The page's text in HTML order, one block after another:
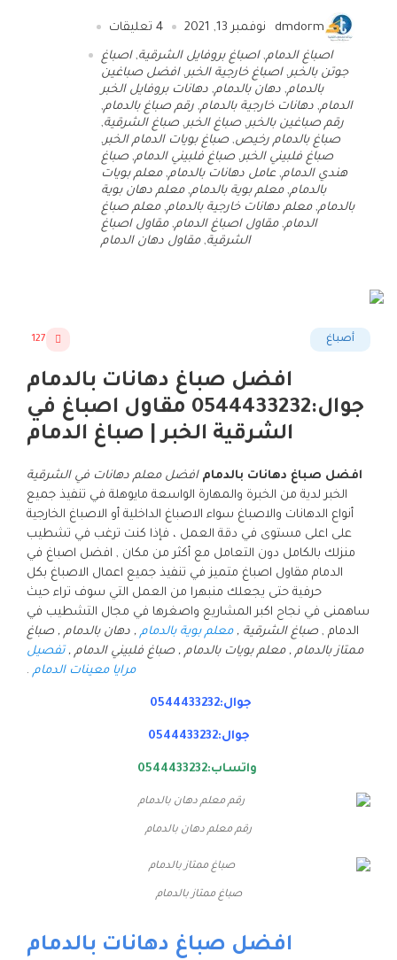
dmdorm نوفمبر 13, 2021 4 تعليقات
اصباغ الدمام,اصباغ بروفايل الشرقية,اصباغ
جوتن بالخبر ,اصباغ خارجية الخبر ,افضل صباغين
بالدمام, دهان بالدمام, دهانات بروفايل الخبر
الدمام, دهانات خارجية بالدمام, رقم صباغ بالدمام,
رقم صباغين بالخبر , صباغ الخبر , صباغ الشرقية,
صباغ بالدمام رخيص, صباغ بويات الدمام الخبر ,
صباغ فلبيني الخبر , صباغ فلبيني الدمام, صباغ
هندي الدمام, عامل دهانات بالدمام,معلم بويات
بالدمام,معلم بوية بالدمام,معلم دهان بوية
بالدمام,معلم دهانات خارجية بالدمام,معلم صباغ
الدمام,مقاول اصباغ الدمام,مقاول اصباغ
الشرقية,مقاول دهان الدمام
أصباغ 127
افضل صباغ دهانات بالدمام
جوال:0544433232 مقاول اصباغ في
الشرقية الخبر | صباغ الدمام
افضل صباغ دهانات بالدمام افضل معلم دهانات في الشرقية
الخبر لدية من الخبرة والمهارة الواسعة مايوهلة في تنفيذ جميع
أنواع الدهانات والاصباغ سواء الاصباغ الداخلية أو الاصباغ الخارجية
على اعلى مستوى في دقة العمل ، فإذا كنت ترغب في تشطيب
منزلك بالكامل دون التعامل مع أكثر من مكان , افضل اصباغ في
الدمام مقاول اصباغ متميز في تنفيذ جميع اعمال الاصباغ بكل
حرفية حتى يجعلك منبهرا من العمل التي سوف تراء حيث
ساهمنى في نجاح اكبر المشاريع واصغرها في مجال التشطيب في
الدمام , صباغ الشرقية ,معلم بوية بالدمام , دهان بالدمام , صباغ
ممتاز بالدمام , معلم بويات بالدمام , صباغ فلبيني الدمام , تفصيل
مرايا معينات الدمام .
جوال:0544433232
جوال:0544433232
واتساب:0544433232
رقم معلم دهان بالدمام
صباغ ممتاز بالدمام
افضل صباغ دهانات بالدمام